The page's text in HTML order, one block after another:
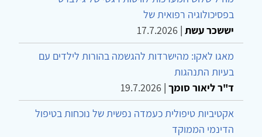
בפסיכולוגיה רפואית של
יששכר עשת |
17.7.2026
מאגו לאקו: מהישרדות להגשמה בהורות לילדים עם
בעיות התנהגות
ד"ר ליאור סומך |
19.7.2026
אקטיביות טיפולית כעמדה נפשית של נוכחות בטיפול
הדינמי הממוקד